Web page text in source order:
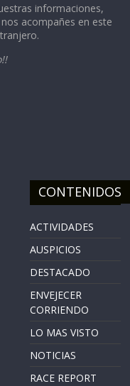
informaciones,
acompañes en este
CONTENIDOS
ACTIVIDADES
AUSPICIOS
DESTACADO
ENVEJECER
CORRIENDO
LO MAS VISTO
NOTICIAS
RACE REPORT